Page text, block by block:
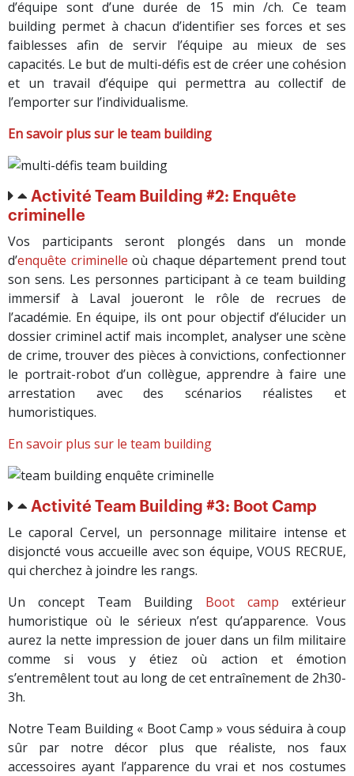
d’équipe sont d’une durée de 15 min /ch. Ce team
building permet à chacun d’identifier ses forces et ses
faiblesses afin de servir l’équipe au mieux de ses
capacités. Le but de multi-défis est de créer une cohésion
et un travail d’équipe qui permettra au collectif de
l’emporter sur l’individualisme.
En savoir plus sur le team building
Activité Team Building #2: Enquête
criminelle
Vos participants seront plongés dans un monde
d’enquête criminelle où chaque département prend tout
son sens. Les personnes participant à ce team building
immersif à Laval joueront le rôle de recrues de
l’académie. En équipe, ils ont pour objectif d’élucider un
dossier criminel actif mais incomplet, analyser une scène
de crime, trouver des pièces à convictions, confectionner
le portrait-robot d’un collègue, apprendre à faire une
arrestation avec des scénarios réalistes et
humoristiques.
En savoir plus sur le team building
Activité Team Building #3: Boot Camp
Le caporal Cervel, un personnage militaire intense et
disjoncté vous accueille avec son équipe, VOUS RECRUE,
qui cherchez à joindre les rangs.
Un concept Team Building Boot camp extérieur
humoristique où le sérieux n’est qu’apparence. Vous
aurez la nette impression de jouer dans un film militaire
comme si vous y étiez où action et émotion
s’entremêlent tout au long de cet entraînement de 2h30-
3h.
Notre Team Building « Boot Camp » vous séduira à coup
sûr par notre décor plus que réaliste, nos faux
accessoires ayant l’apparence du vrai et nos costumes